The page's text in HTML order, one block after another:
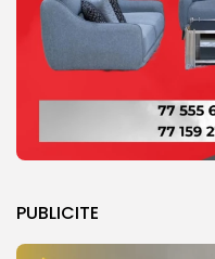
PUBLICITE